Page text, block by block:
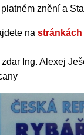
znění a
na stránkách
Ing. Alexej